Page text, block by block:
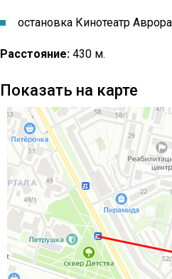
остановка Кинотеатр Аврора
Расстояние: 430 м.
Показать на карте